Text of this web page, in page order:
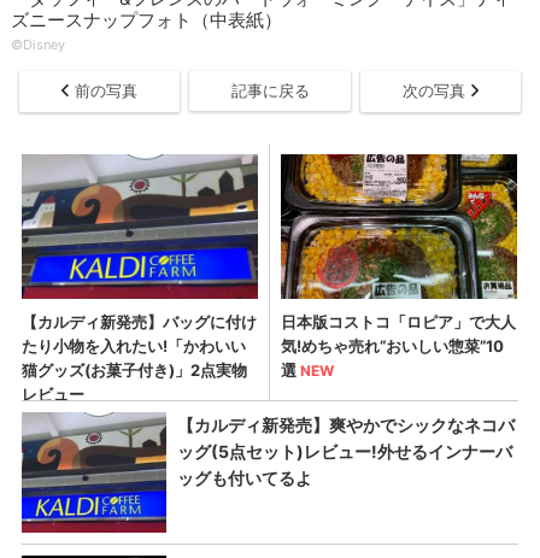
ズニースナップフォト（中表紙）
©Disney
前の写真 記事に戻る 次の写真